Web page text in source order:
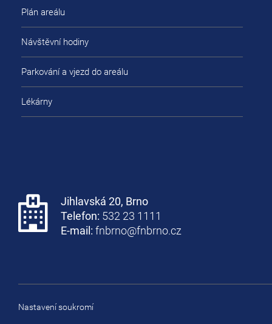
Plán areálu
Návštěvní hodiny
Parkování a vjezd do areálu
Lékárny
Jihlavská 20, Brno
Telefon: 532 23 1111
E-mail: fnbrno@fnbrno.cz
Nastavení soukromí